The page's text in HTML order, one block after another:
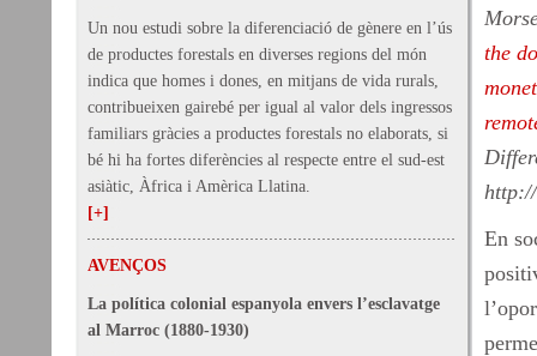
Un nou estudi sobre la diferenciació de gènere en l’ús
de productes forestals en diverses regions del món
indica que homes i dones, en mitjans de vida rurals,
contribueixen gairebé per igual al valor dels ingressos
familiars gràcies a productes forestals no elaborats, si
bé hi ha fortes diferències al respecte entre el sud-est
asiàtic, Àfrica i Amèrica Llatina.
[+]
AVENÇOS
La política colonial espanyola envers l’esclavatge
al Marroc (1880-1930)
the
En